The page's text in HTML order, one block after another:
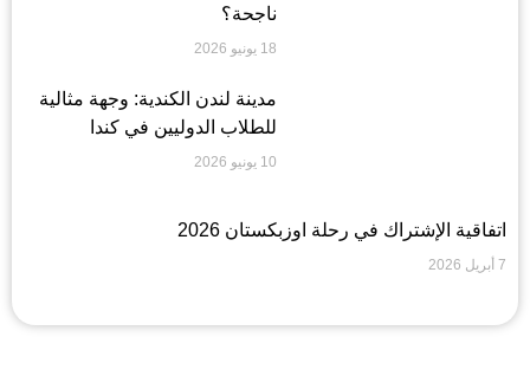
ناجحة؟
18 يونيو 2026
مدينة لندن الكندية: وجهة مثالية
للطلاب الدوليين في كندا
10 يونيو 2026
اتفاقية الإشتراك في رحلة اوزبكستان 2026
7 أبريل 2026